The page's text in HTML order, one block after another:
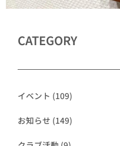
CATEGORY
イベント (109)
お知らせ (149)